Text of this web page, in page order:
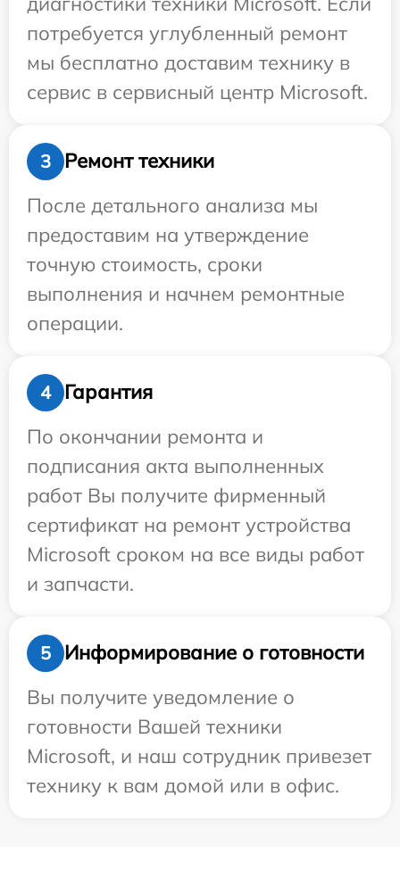
потребуется углубленный ремонт
мы бесплатно доставим технику в
сервис в сервисный центр Microsoft.
3
Ремонт техники
После детального анализа мы
предоставим на утверждение
точную стоимость, сроки
выполнения и начнем ремонтные
операции.
4
Гарантия
По окончании ремонта и
подписания акта выполненных
работ Вы получите фирменный
сертификат на ремонт устройства
Microsoft сроком на все виды работ
и запчасти.
5
Информирование о готовности
Вы получите уведомление о
готовности Вашей техники
Microsoft, и наш сотрудник привезет
технику к вам домой или в офис.